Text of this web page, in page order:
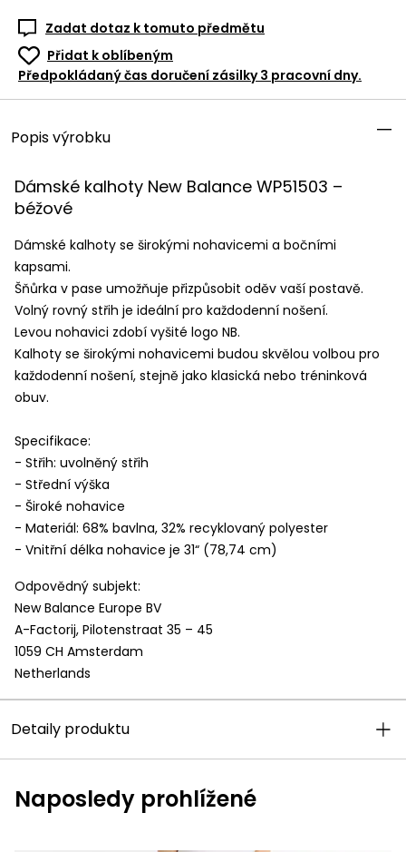
Zadat dotaz k tomuto předmětu
Přidat k oblíbeným
Předpokládaný čas doručení zásilky 3 pracovní dny.
Popis výrobku
Dámské kalhoty New Balance WP51503 –
béžové
Dámské kalhoty se širokými nohavicemi a bočními
kapsami.
Šňůrka v pase umožňuje přizpůsobit oděv vaší postavě.
Volný rovný střih je ideální pro každodenní nošení.
Levou nohavici zdobí vyšité logo NB.
Kalhoty se širokými nohavicemi budou skvělou volbou pro
každodenní nošení, stejně jako klasická nebo tréninková
obuv.
Specifikace:
- Střih: uvolněný střih
- Střední výška
- Široké nohavice
- Materiál: 68% bavlna, 32% recyklovaný polyester
- Vnitřní délka nohavice je 31“ (78,74 cm)
Odpovědný subjekt:
New Balance Europe BV
A-Factorij, Pilotenstraat 35 – 45
1059 CH Amsterdam
Netherlands
Detaily produktu
Naposledy prohlížené
Tato webová stránka používá
cookies
souvisejících se správným fungováním
personalizované a nepersonalizované
reklamy (profilování reklamy) v souladu se